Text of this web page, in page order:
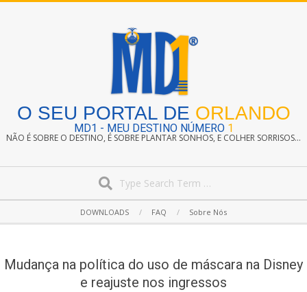
O SEU PORTAL DE ORLANDO
MD1 - MEU DESTINO NÚMERO 1
NÃO É SOBRE O DESTINO, É SOBRE PLANTAR SONHOS, E COLHER SORRISOS...
Navigation
DOWNLOADS FAQ Sobre Nós
Mudança na política do uso de máscara na Disney
e reajuste nos ingressos